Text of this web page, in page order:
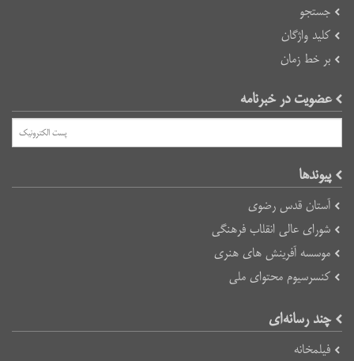
جستجو
کلید واژگان
بر خط زمان
عضویت در خبرنامه
پیوند‌ها
آستان قدس رضوی
شورای عالی انقلاب فرهنگی
موسسه آفرینش های هنری
کنسرسیوم محتوای ملی
چند رسانه‌ای
فیلمخانه